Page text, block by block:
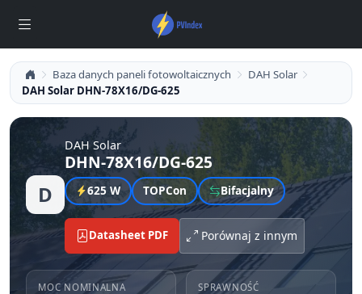
Baza danych paneli fotowoltaicznych
DAH Solar
DAH Solar DHN-78X16/DG-625
D
DAH Solar
DHN-78X16/DG-625
625 W TOPCon Bifacjalny
Datasheet PDF Porównaj z innym
MOC NOMINALNA SPRAWNOŚĆ